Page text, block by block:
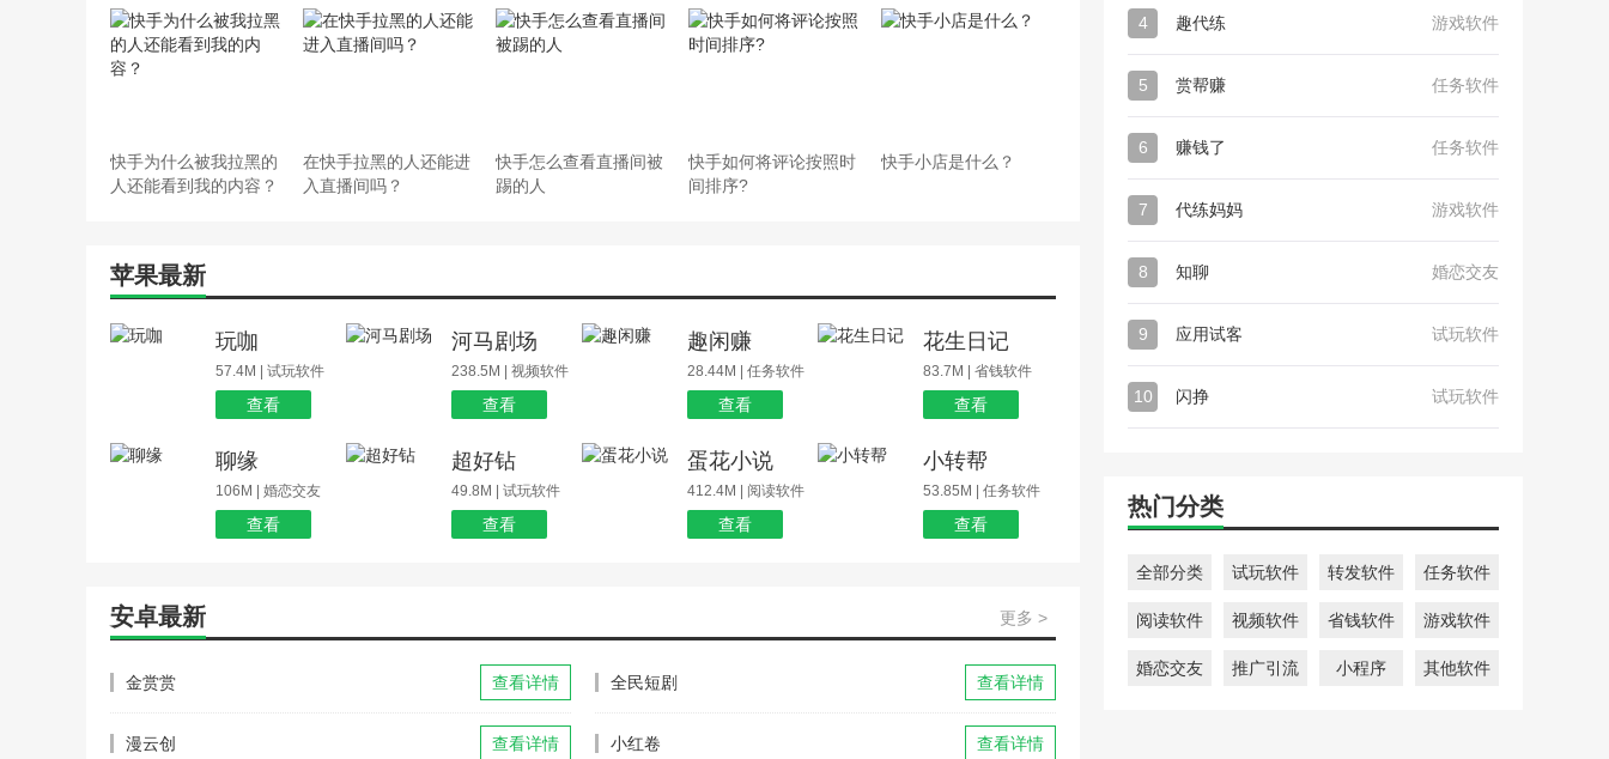
快手为什么被我拉黑的
人还能看到我的内容？
在快手拉黑的人还能进
入直播间吗？
快手怎么查看直播间被
踢的人
快手如何将评论按照时
间排序?
快手小店是什么？
苹果最新
玩咖
57.4M | 试玩软件
查看
河马剧场
238.5M | 视频软件
查看
趣闲赚
28.44M | 任务软件
查看
花生日记
83.7M | 省钱软件
查看
聊缘
106M | 婚恋交友
查看
超好钻
49.8M | 试玩软件
查看
蛋花小说
412.4M | 阅读软件
查看
小转帮
53.85M | 任务软件
查看
安卓最新 更多 >
金赏赏 查看详情 全民短剧 查看详情
漫云创 查看详情 小红卷 查看详情
4 趣代练 游戏软件
5 赏帮赚 任务软件
6 赚钱了 任务软件
7 代练妈妈 游戏软件
8 知聊 婚恋交友
9 应用试客 试玩软件
10 闪挣 试玩软件
热门分类
全部分类 试玩软件 转发软件 任务软件
阅读软件 视频软件 省钱软件 游戏软件
婚恋交友 推广引流 小程序 其他软件